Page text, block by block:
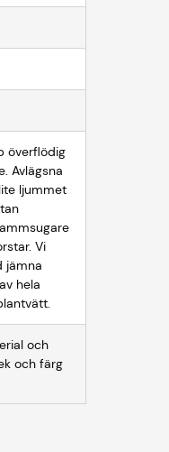
överflödig
Avlägsna
ljummet
Vi
jämna
hela
och
och färg